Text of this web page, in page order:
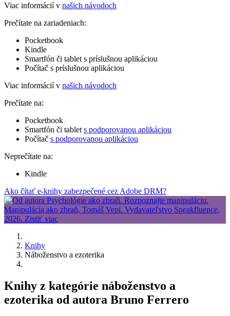
Viac informácií v našich návodoch
Prečítate na zariadeniach:
Pocketbook
Kindle
Smartfón či tablet s príslušnou aplikáciou
Počítač s príslušnou aplikáciou
Viac informácií v našich návodoch
Prečítate na:
Pocketbook
Smartfón či tablet s podporovanou aplikáciou
Počítač s podporovanou aplikáciou
Neprečítate na:
Kindle
Ako čítať e-knihy zabezpečené cez Adobe DRM?
Knihy
Náboženstvo a ezoterika
Knihy z kategórie náboženstvo a
ezoterika od autora Bruno Ferrero